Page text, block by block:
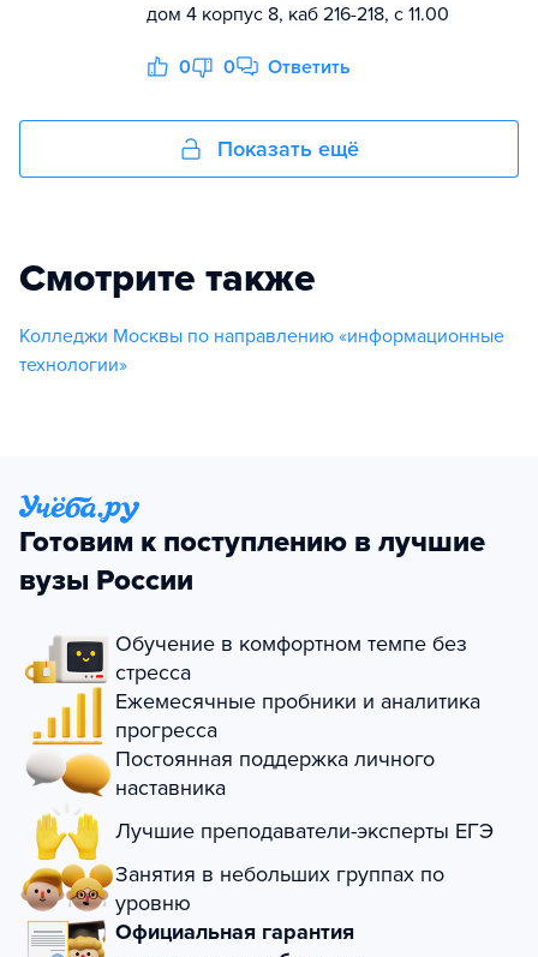
дом 4 корпус 8, каб 216-218, с 11.00
0 0 Ответить
Показать ещё
Смотрите также
Колледжи Москвы по направлению «информационные
технологии»
Готовим к поступлению в лучшие
вузы России
Обучение в комфортном темпе без
стресса
Ежемесячные пробники и аналитика
прогресса
Постоянная поддержка личного
наставника
Лучшие преподаватели-эксперты ЕГЭ
Занятия в небольших группах по
уровню
Официальная гарантия